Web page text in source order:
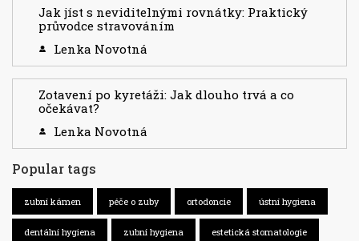
Jak jíst s neviditelnými rovnátky: Praktický
průvodce stravováním
Lenka Novotná
Zotavení po kyretáži: Jak dlouho trvá a co
očekávat?
Lenka Novotná
Popular tags
zubní kámen péče o zuby ortodoncie ústní hygiena
dentální hygiena zubní hygiena estetická stomatologie